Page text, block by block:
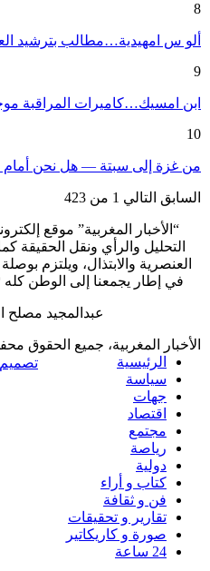
8
ألو س امهيدية…مطالب بترشيد
9
ابن امسيك…كاميرات المراقبة
10
من غزة إلى سبتة — هل نحن أمام
السابق التالي 1 من 423
“الأخبار المغربية” موقع
التحليل والرأي ونقل الحقيقة
العنصرية والابتذال، ويلتزم
في إطار يجمعنا إلى الوطن كله
عبدالمجيد مصلح
الأخبار المغربية، جميع الحقوق
تصميم
الرئيسية
سياسة
جهات
اقتصاد
مجتمع
رياصة
دولية
كتاب و أراء
فن و ثقافة
تقارير و تحقيقات
صورة و كاريكاتير
24 ساعة